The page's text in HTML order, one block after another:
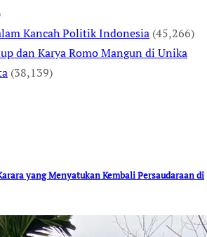
Kancah Politik Indonesia (45,266)
dan Karya Romo Mangun di Unika
(38,139)
yang Menyatukan Kembali Persaudaraan di